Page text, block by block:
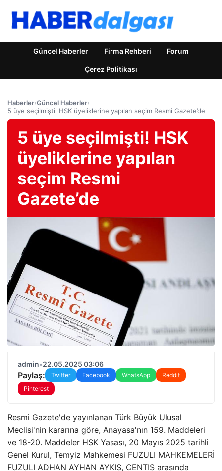
Güncel Haberler Firma Rehberi Forum
Çerez Politikası
Haberler›Güncel Haberler›
5 üye seçilmişti! HSK üyeliklerine yapılan seçim Resmi Gazete’de
5 üye seçilmişti! HSK
üyeliklerine yapılan
seçim Resmi
Gazete’de
admin•22.05.2025 03:06
Paylaş: Twitter Facebook WhatsApp
Reddit
Pinterest
Resmi Gazete'de yayınlanan Türk Büyük Ulusal
Meclisi'nin kararına göre, Anayasa'nın 159. Maddeleri
ve 18-20. Maddeler HSK Yasası, 20 Mayıs 2025 tarihli
Genel Kurul, Temyiz Mahkemesi FUZULI MAHKEMELERİ
FUZULI ADHAN AYHAN AYKIS, CENTIS arasında